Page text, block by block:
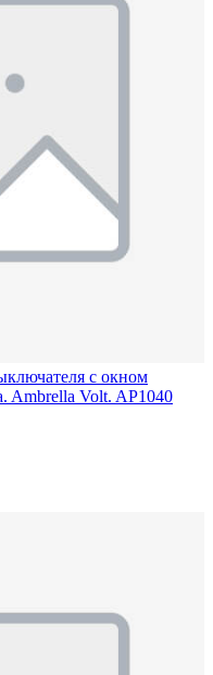
с окном
Ambrella Volt. AP1040